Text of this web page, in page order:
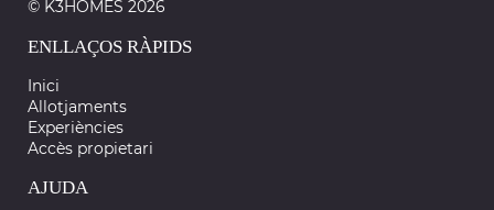
© K3HOMES 2026
ENLLAÇOS RÀPIDS
Inici
Allotjaments
Experiències
Accès propietari
AJUDA